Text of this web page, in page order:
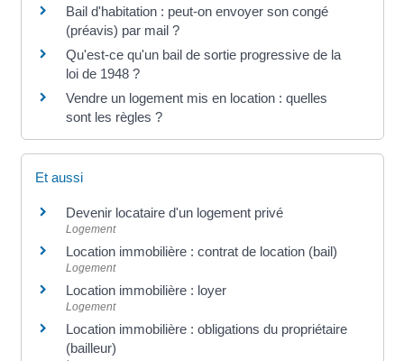
Bail d'habitation : peut-on envoyer son congé
(préavis) par mail ?
Qu'est-ce qu'un bail de sortie progressive de la
loi de 1948 ?
Vendre un logement mis en location : quelles
sont les règles ?
Et aussi
Devenir locataire d'un logement privé
Logement
Location immobilière : contrat de location (bail)
Logement
Location immobilière : loyer
Logement
Location immobilière : obligations du propriétaire
(bailleur)